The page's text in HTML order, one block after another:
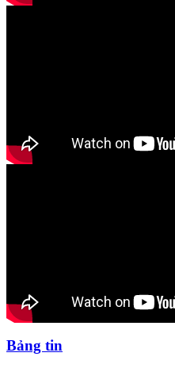
Bảng tin